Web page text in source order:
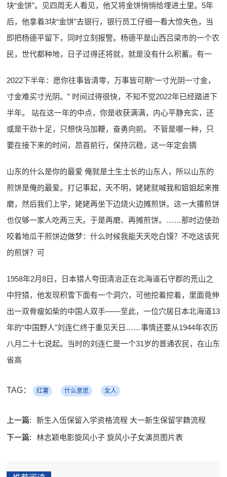
块“金饼”。见四周无人看见，他又将金饼悄悄给埋进土里。5年
后，他拿着3块“金饼”去银行，银行员工仔细一看大惊失色，当
即把杨德平留下，同时立刻报警。杨德平是山西吕梁市的一个农
民，世代都种地，日子过得还将就，就是没有什么积蓄。有一
2022下半年：愿你往事皆清零，万事皆可期“一寸光阴一寸金，
寸金难买寸光阴。” 时间过得很快，不知不觉2022年已经踏进下
半年。 站在这一年的中点，你是收获满满，内心平静充实，还
或是干劲十足，只想快马加鞭，奋勇向前。 不管是哪一种，只
要在接下来的时间，昂首前行，保持沉稳，这一年定会摘
山东的什么是你的最爱 俺就是土生土长的山东人，所以山东的
煎饼是俺的最爱。打记事起，天不明，姥姥就喊我和姐姐起来推
磨，然后我们上学，姥姥再坐下边烧火边摊煎饼。这一大撂煎饼
也仅够一家人吃两三天。于是再磨、再摊煎饼。……那时边使劲
咬着地瓜干煎饼边做梦：什么时候我能天天吃白馍？不吃这该死
的煎饼？可
1958年2月8日，日本猎人夸田清治正在北海道石守郡的荒山之
中狩猎，他发现积雪下面有一个洞穴，可他挖着挖着，里面竟伸
出一双骨瘦如柴的中国人双手——至此，一位穴居日本北海道13
年的“中国野人”刘连仁终于重见天日……事情还要从1944年农历
八月二十七说起。当时的刘连仁是一个31岁的普通农民，在山东
省高
TAG： 红薯 什么意思 女人
上一篇:
新生入伍保留入学资格流程 大一新生保留学籍流程
下一篇:
林志颖电影旋风小子 旋风小子女演员图片表